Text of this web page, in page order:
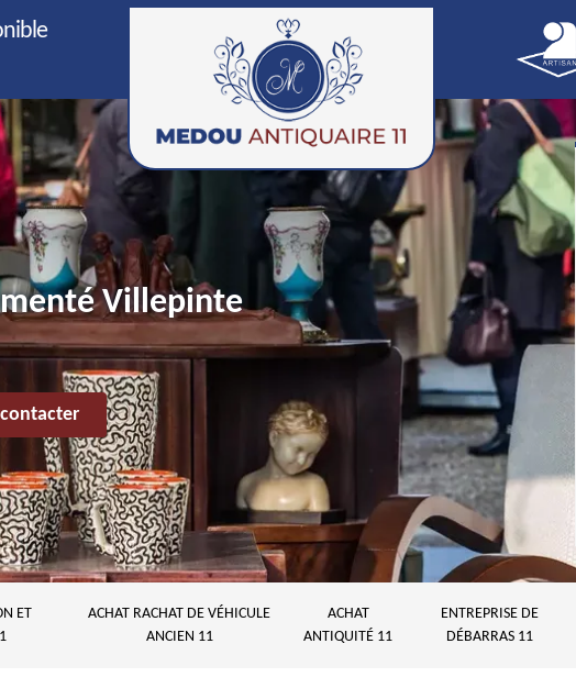
Villepinte
ET
ACHAT RACHAT DE VÉHICULE
ANCIEN 11
ACHAT
ANTIQUITÉ 11
ENTREPRISE DE
DÉBARRAS 11